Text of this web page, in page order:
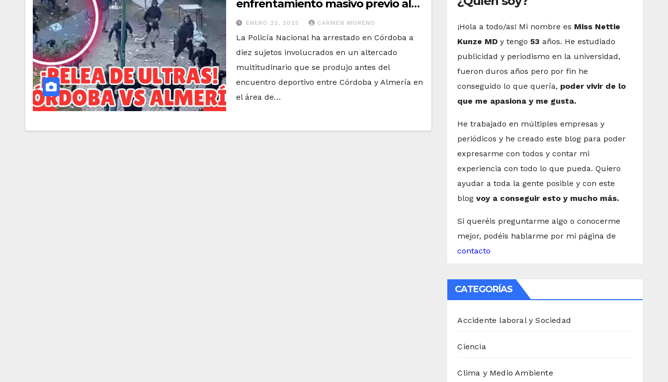
enfrentamiento masivo previo al
partido de fútbol entre Córdoba y
Almería
ENERO 22, 2025 CARMEN MORENO
La Policía Nacional ha arrestado en Córdoba a
diez sujetos involucrados en un altercado
multitudinario que se produjo antes del
encuentro deportivo entre Córdoba y Almería en
el área de…
¡Hola a todo/as! Mi nombre es Miss Nettie
Kunze MD y tengo53 años. He estudiado
publicidad y periodismo en la universidad,
fueron duros años pero por fin he
conseguido lo que quería, poder vivir de lo
que me apasiona y me gusta.
He trabajado en múltiples empresas y
periódicos y he creado este blog para poder
expresarme con todos y contar mi
experiencia con todo lo que pueda. Quiero
ayudar a toda la gente posible y con este
blogvoy a conseguir esto y mucho más.
Si queréis preguntarme algo o conocerme
mejor, podéis hablarme por mi página de
contacto
CATEGORÍAS
Accidente laboral y Sociedad
Ciencia
Clima y Medio Ambiente